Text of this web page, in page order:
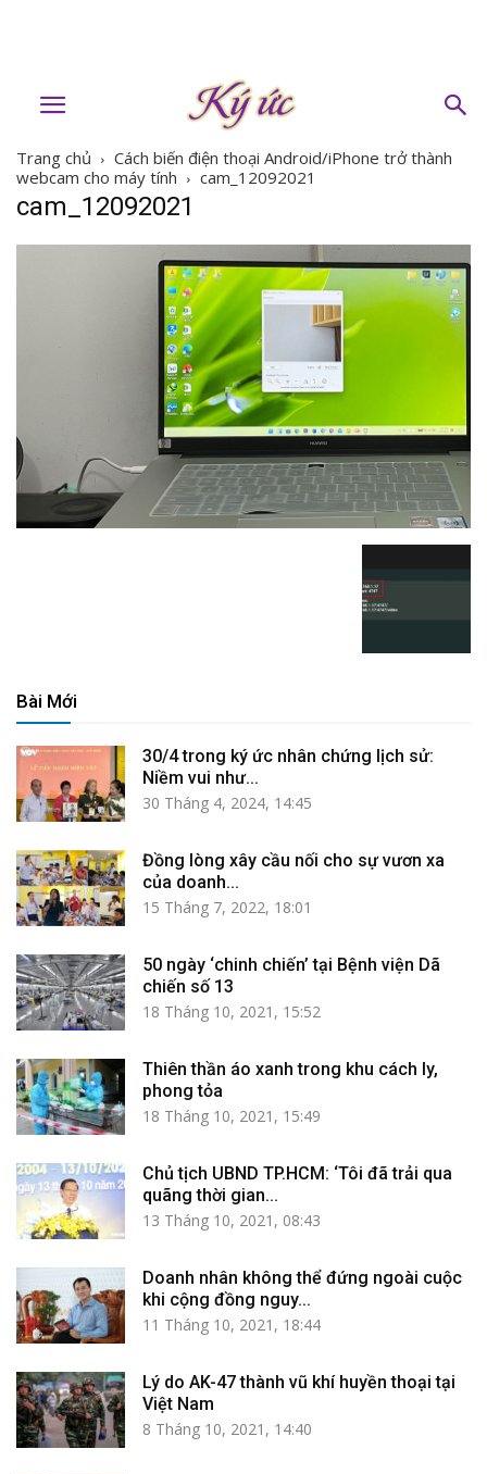
Trang chủ
Cách biến điện thoại Android/iPhone trở thành
webcam cho máy tính
cam_12092021
cam_12092021
Bài Mới
30/4 trong ký ức nhân chứng lịch sử:
Niềm vui như...
30 Tháng 4, 2024, 14:45
Đồng lòng xây cầu nối cho sự vươn xa
của doanh...
15 Tháng 7, 2022, 18:01
50 ngày ‘chinh chiến’ tại Bệnh viện Dã
chiến số 13
18 Tháng 10, 2021, 15:52
Thiên thần áo xanh trong khu cách ly,
phong tỏa
18 Tháng 10, 2021, 15:49
Chủ tịch UBND TP.HCM: ‘Tôi đã trải qua
quãng thời gian...
13 Tháng 10, 2021, 08:43
Doanh nhân không thể đứng ngoài cuộc
khi cộng đồng nguy...
11 Tháng 10, 2021, 18:44
Lý do AK-47 thành vũ khí huyền thoại tại
Việt Nam
8 Tháng 10, 2021, 14:40